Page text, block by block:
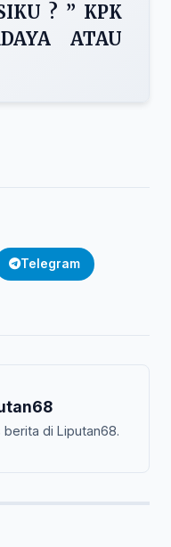
? ” KPK
ATAU
Telegram
di Liputan68.